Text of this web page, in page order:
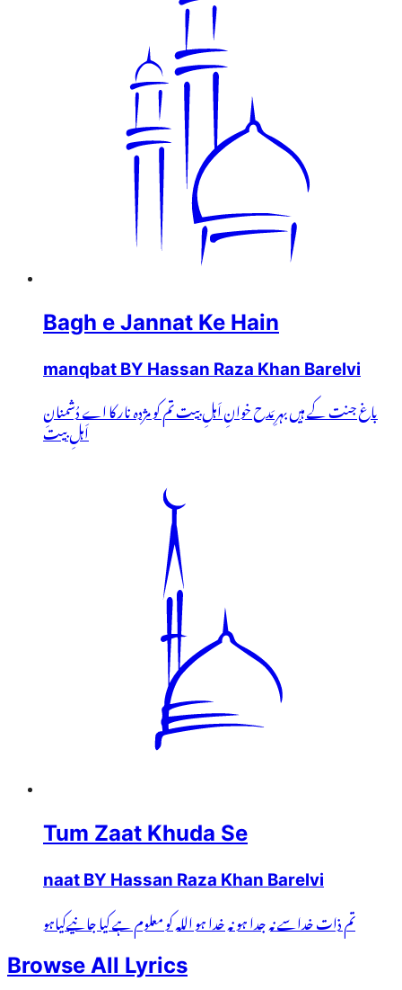
Bagh e Jannat Ke Hain
manqbat BY Hassan Raza Khan Barelvi
باغ جنت کے ہیں بہرِ مَدح خوانِ اَہلِ بیت تم کو مژدہ نار کا اے دُشمنانِ
اَہلِ بیت
Tum Zaat Khuda Se
naat BY Hassan Raza Khan Barelvi
تم ذات خداسے نہ جدا ہو نہ خدا ہو اللہ کو معلوم ہے کیا جانیےکیاہو
Browse All Lyrics